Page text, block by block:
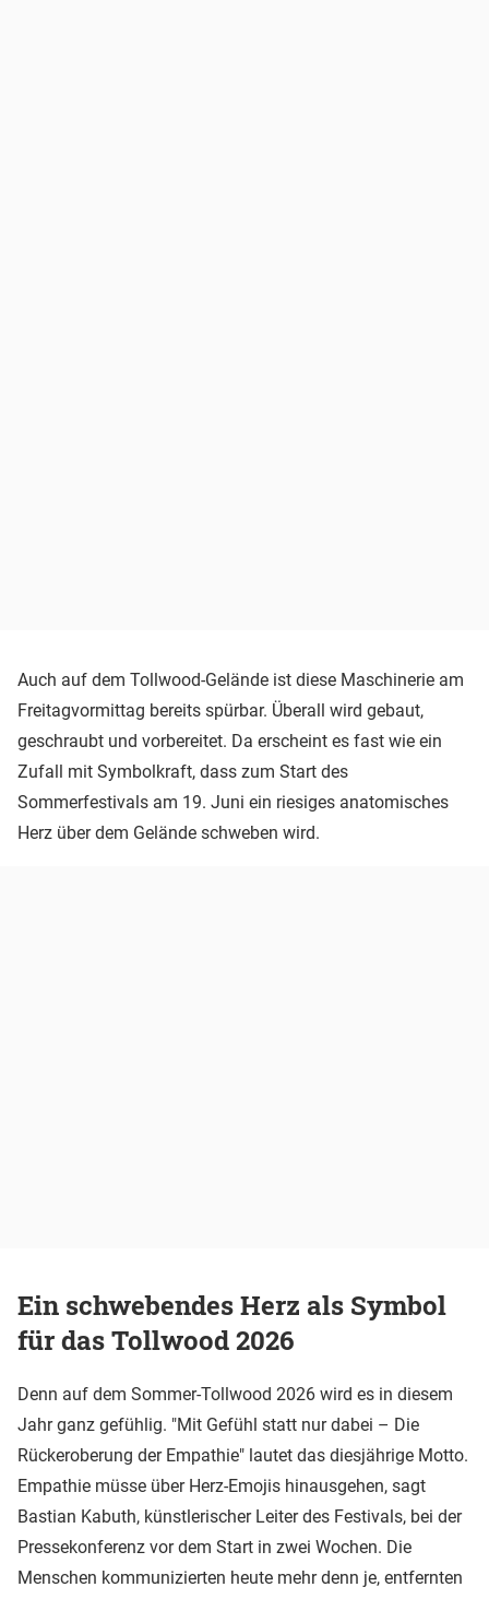
Auch auf dem Tollwood-Gelände ist diese Maschinerie am
Freitagvormittag bereits spürbar. Überall wird gebaut,
geschraubt und vorbereitet. Da erscheint es fast wie ein
Zufall mit Symbolkraft, dass zum Start des
Sommerfestivals am 19. Juni ein riesiges anatomisches
Herz über dem Gelände schweben wird.
Ein schwebendes Herz als Symbol
für das Tollwood 2026
Denn auf dem Sommer-Tollwood 2026 wird es in diesem
Jahr ganz gefühlig. "Mit Gefühl statt nur dabei – Die
Rückeroberung der Empathie" lautet das diesjährige Motto.
Empathie müsse über Herz-Emojis hinausgehen, sagt
Bastian Kabuth, künstlerischer Leiter des Festivals, bei der
Pressekonferenz vor dem Start in zwei Wochen. Die
Menschen kommunizierten heute mehr denn je, entfernten